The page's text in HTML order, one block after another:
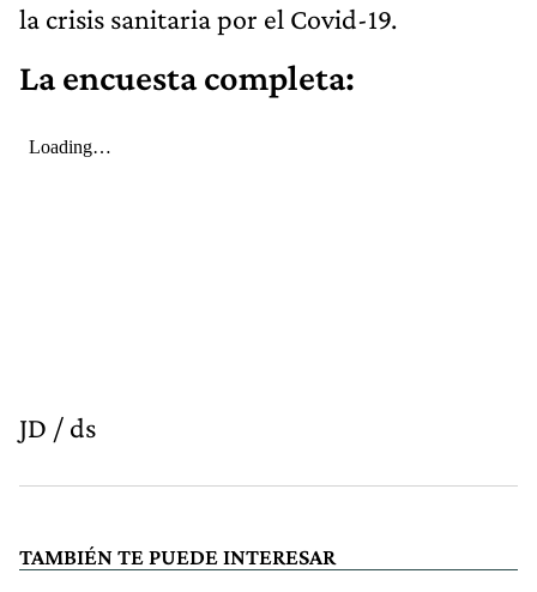
la crisis sanitaria por el Covid-19.
La encuesta completa:
JD / ds
TAMBIÉN TE PUEDE INTERESAR